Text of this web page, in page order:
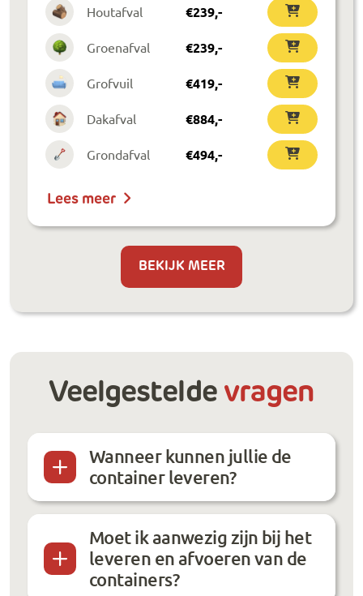
Houtafval €239,-
Groenafval €239,-
Grofvuil €419,-
Dakafval €884,-
Grondafval €494,-
Lees meer
BEKIJK MEER
Veelgestelde vragen
Wanneer kunnen jullie de
container leveren?
Moet ik aanwezig zijn bij het
leveren en afvoeren van de
containers?